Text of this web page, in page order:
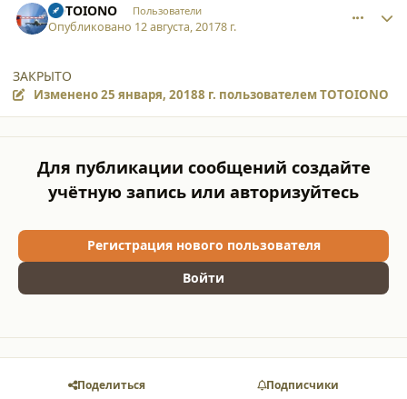
TOTOIONO Пользователи
Опубликовано 12 августа, 20178 г.
ЗАКРЫТО
Изменено25 января, 20188 г. пользователем TOTOIONO
Для публикации сообщений создайте
учётную запись или авторизуйтесь
Регистрация нового пользователя
Войти
Поделиться Подписчики